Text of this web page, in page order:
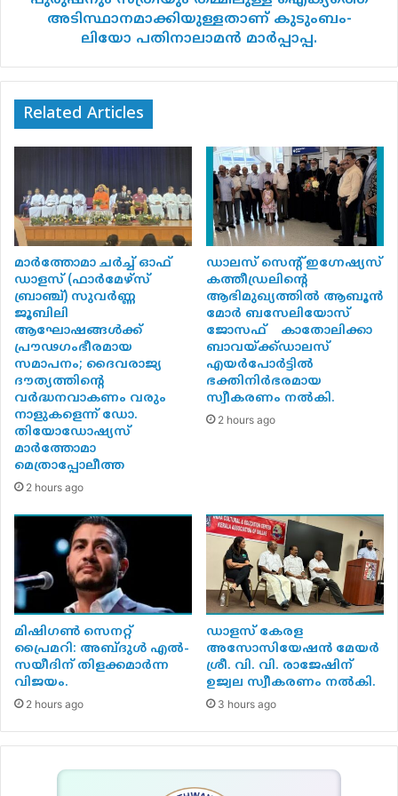
america obituary
Copy URL
അടിസ്ഥാനമാക്കിയുള്ളതാണ് കുടുംബം-
ലിയോ പതിനാലാമൻ മാർപ്പാപ്പ.
Related Articles
മാർത്തോമാ ചർച്ച് ഓഫ്
ഡാളസ് (ഫാർമേഴ്‌സ്
ബ്രാഞ്ച്) സുവർണ്ണ
ജൂബിലി
ആഘോഷങ്ങൾക്ക്
പ്രൗഢഗംഭീരമായ
സമാപനം; ദൈവരാജ്യ
ദൗത്യത്തിന്റെ
വർദ്ധനവാകണം വരും
നാളുകളെന്ന് ഡോ.
തിയോഡോഷ്യസ്
മാർത്തോമാ
മെത്രാപ്പോലീത്ത
2 hours ago
ഡാലസ് സെന്റ് ഇഗ്നേഷ്യസ്
കത്തീഡ്രലിന്റെ
ആഭിമുഖ്യത്തിൽ ആബൂൻ
മോർ ബസേലിയോസ്
ജോസഫ് കാതോലിക്കാ
ബാവയ്ക്ക്ഡാലസ്
എയർപോർട്ടിൽ
ഭക്തിനിർഭരമായ
സ്വീകരണം നൽകി.
2 hours ago
മിഷിഗൺ സെനറ്റ്
പ്രൈമറി: അബ്ദുൾ എൽ-
സയീദിന് തിളക്കമാർന്ന
വിജയം.
2 hours ago
ഡാളസ് കേരള
അസോസിയേഷൻ മേയർ
ശ്രീ. വി. വി. രാജേഷിന്
ഉജ്വല സ്വീകരണം നൽകി.
3 hours ago